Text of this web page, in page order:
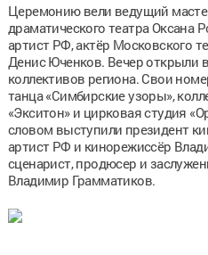
Церемонию вели ведущий
драматического театра Оксана
артист РФ, актёр Московского
Денис Юченков. Вечер открыли
коллективов региона. Свои
танца «Симбирские узоры»,
«Экситон» и цирковая студия
словом выступили президент
артист РФ и кинорежиссёр
сценарист, продюсер и
Владимир Грамматиков.